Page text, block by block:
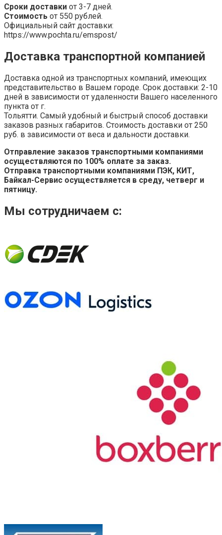
Сроки доставки от 3-7 дней.
Стоимость от 550 рублей.
Официальный сайт доставки:
https://www.pochta.ru/emspost/
Доставка транспортной компанией
Доставка одной из транспортных компаний, имеющих
представительство в Вашем городе. Срок доставки: 2-10
дней в зависимости от удаленности Вашего населенного
пункта от г.
Тольятти. Самый удобный и быстрый способ доставки
заказов разных габаритов. Стоимость доставки от 250
руб. в зависимости от веса и дальности доставки.
Отправление заказов транспортными компаниями
осуществляются по 100% оплате за заказ.
Отправка транспортными компаниями ПЭК, КИТ,
Байкал-Сервис осуществляется в среду, четверг и
пятницу.
Мы сотрудничаем с: